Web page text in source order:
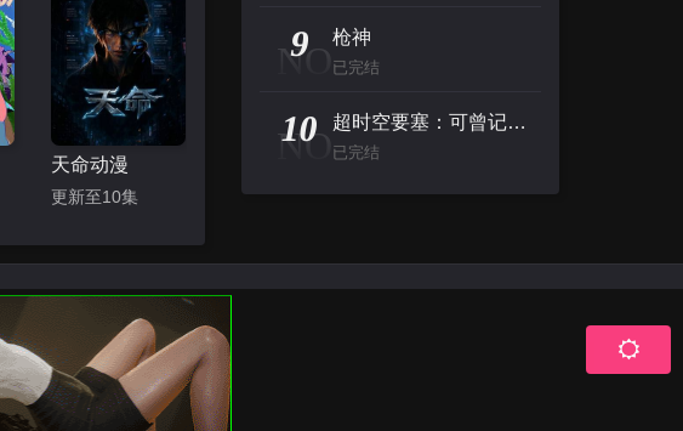
天命动漫
更新至10集
NO
9 枪神
已完结
NO
10 超时空要塞：可曾记得爱
已完结